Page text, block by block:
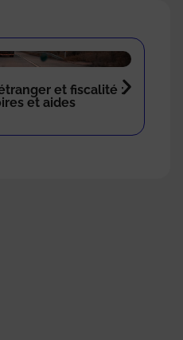
et fiscalité :
et aides